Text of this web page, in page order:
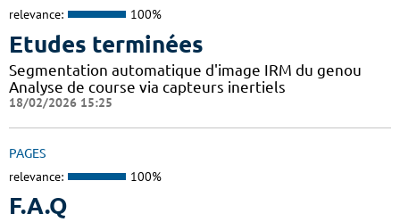
relevance: 100%
Etudes terminées
Segmentation automatique d'image IRM du genou
Analyse de course via capteurs inertiels
18/02/2026 15:25
PAGES
relevance: 100%
F.A.Q